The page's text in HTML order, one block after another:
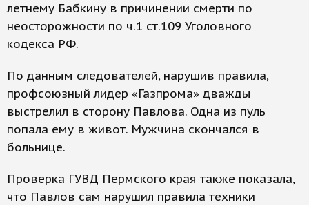
летнему Бабкину в причинении смерти по
неосторожности по ч.1 ст.109 Уголовного
кодекса РФ.
По данным следователей, нарушив правила,
профсоюзный лидер «Газпрома» дважды
выстрелил в сторону Павлова. Одна из пуль
попала ему в живот. Мужчина скончался в
больнице.
Проверка ГУВД Пермского края также показала,
что Павлов сам нарушил правила техники